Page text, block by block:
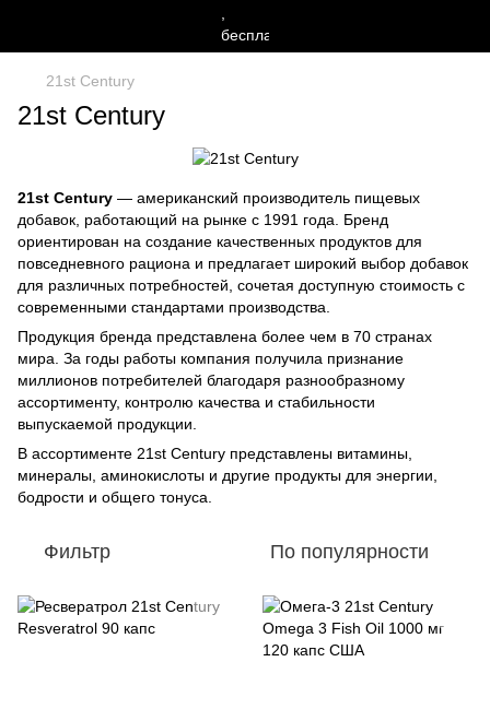
21st Century
21st Century
21st Century — американский производитель пищевых
добавок, работающий на рынке с 1991 года. Бренд
ориентирован на создание качественных продуктов для
повседневного рациона и предлагает широкий выбор добавок
для различных потребностей, сочетая доступную стоимость с
современными стандартами производства.
Продукция бренда представлена более чем в 70 странах
мира. За годы работы компания получила признание
миллионов потребителей благодаря разнообразному
ассортименту, контролю качества и стабильности
выпускаемой продукции.
В ассортименте 21st Century представлены витамины,
минералы, аминокислоты и другие продукты для энергии,
бодрости и общего тонуса.
Фильтр По популярности